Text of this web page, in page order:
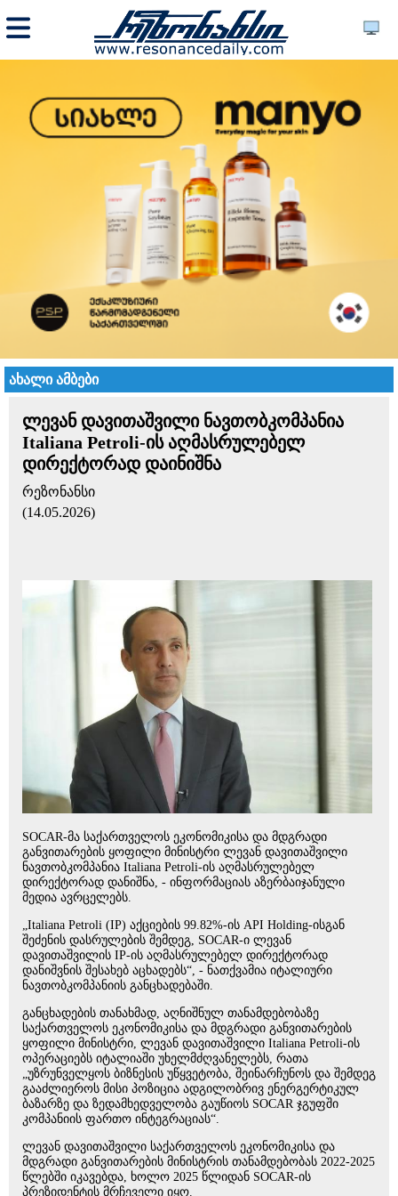
ახალი ამბები
ლევან დავითაშვილი ნავთობკომპანია
Italiana Petroli-ის აღმასრულებელ
დირექტორად დაინიშნა
რეზონანსი
(14.05.2026)
SOCAR-მა საქართველოს ეკონომიკისა და მდგრადი
განვითარების ყოფილი მინისტრი ლევან დავითაშვილი
ნავთობკომპანია Italiana Petroli-ის აღმასრულებელ
დირექტორად დანიშნა, - ინფორმაციას აზერბაიჯანული
მედია ავრცელებს.
„Italiana Petroli (IP) აქციების 99.82%-ის API Holding-ისგან
შეძენის დასრულების შემდეგ, SOCAR-ი ლევან
დავითაშვილის IP-ის აღმასრულებელ დირექტორად
დანიშვნის შესახებ აცხადებს“, - ნათქვამია იტალიური
ნავთობკომპანიის განცხადებაში.
განცხადების თანახმად, აღნიშნულ თანამდებობაზე
საქართველოს ეკონომიკისა და მდგრადი განვითარების
ყოფილი მინისტრი, ლევან დავითაშვილი Italiana Petroli-ის
ოპერაციებს იტალიაში უხელმძღვანელებს, რათა
„უზრუნველყოს ბიზნესის უწყვეტობა, შეინარჩუნოს და შემდეგ
გააძლიეროს მისი პოზიცია ადგილობრივ ენერგერტიკულ
ბაზარზე და ზედამხედველობა გაუწიოს SOCAR ჯგუფში
კომპანიის ფართო ინტეგრაციას“.
ლევან დავითაშვილი საქართველოს ეკონომიკისა და
მდგრადი განვითარების მინისტრის თანამდებობას 2022-2025
წლებში იკავებდა, ხოლო 2025 წლიდან SOCAR-ის
პრეზიდენტის მრჩეველი იყო.